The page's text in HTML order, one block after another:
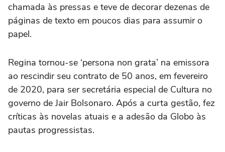
chamada às pressas e teve de decorar dezenas de
páginas de texto em poucos dias para assumir o
papel.
Regina tornou-se ‘persona non grata’ na emissora
ao rescindir seu contrato de 50 anos, em fevereiro
de 2020, para ser secretária especial de Cultura no
governo de Jair Bolsonaro. Após a curta gestão, fez
críticas às novelas atuais e a adesão da Globo às
pautas progressistas.